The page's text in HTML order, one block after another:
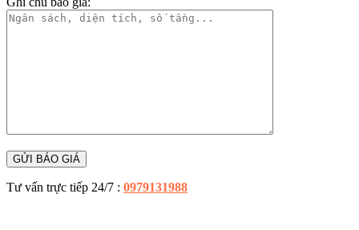
Tư vấn trực tiếp 24/7 : 0979131988